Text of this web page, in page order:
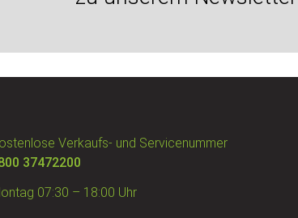
Verkaufs- und Servicenummer
37472200
07:30 – 18:00 Uhr